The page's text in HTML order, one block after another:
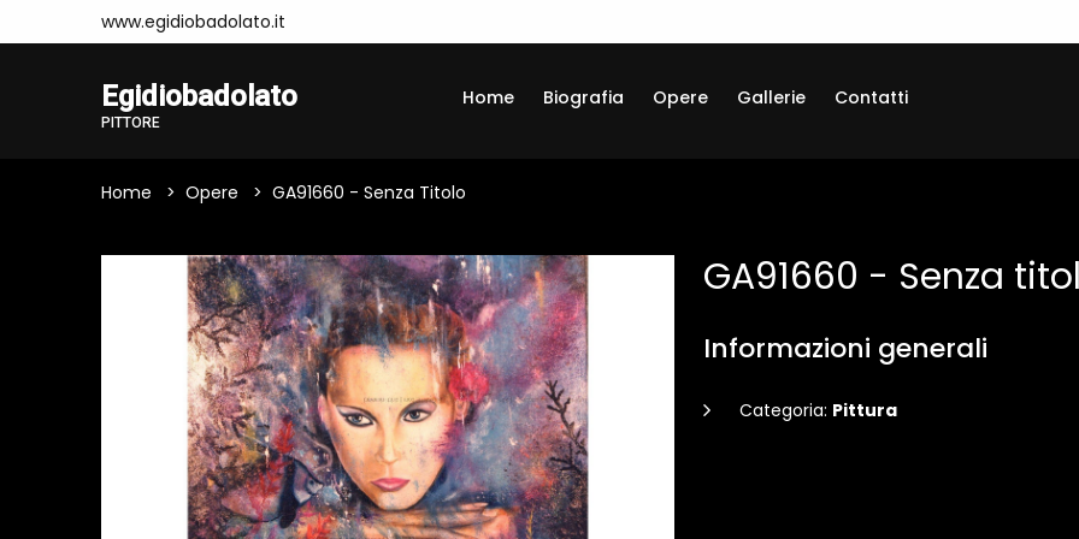
www.egidiobadolato.it
Egidiobadolato
PITTORE
Home Biografia Opere Gallerie Contatti
Home Opere GA91660 - Senza Titolo
GA91660 - Senza
Informazioni generali
Categoria: Pittura